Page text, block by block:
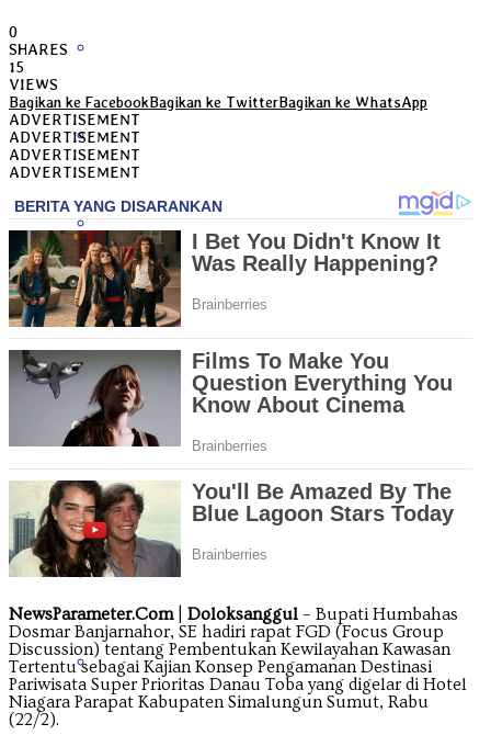
Jambi
Jawa Tengah
Jawa Timur
Kalimantan Barat
Kalimantan Selatan
Kalimantan Tengah
0
SHARES
15
VIEWS
Bagikan ke FacebookBagikan ke TwitterBagikan ke WhatsApp
ADVERTISEMENT
ADVERTISEMENT
ADVERTISEMENT
ADVERTISEMENT
NewsParameter.Com| Doloksanggul – Bupati Humbahas
Dosmar Banjarnahor, SE hadiri rapat FGD (Focus Group
Discussion) tentang Pembentukan Kewilayahan Kawasan
Tertentu sebagai Kajian Konsep Pengamanan Destinasi
Pariwisata Super Prioritas Danau Toba yang digelar di Hotel
Niagara Parapat Kabupaten Simalungun Sumut, Rabu
(22/2).